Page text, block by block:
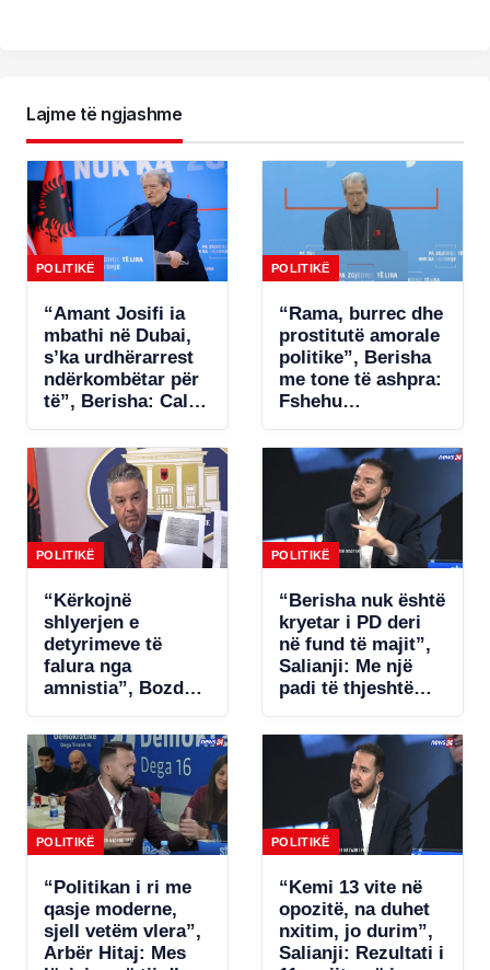
Lajme të ngjashme
POLITIKË
“Amant Josifi ia
mbathi në Dubai,
s’ka urdhërarrest
ndërkombëtar për
të”, Berisha: Call-
janë fenomeni më
kriminal në
Shqipëri
POLITIKË
“Rama, burrec dhe
prostitutë amorale
politike”, Berisha
me tone të ashpra:
Fshehu
samitin në Spanjë!
POLITIKË
“Kërkojnë
shlyerjen e
detyrimeve të
falura nga
amnistia”, Bozdo
Po i bëhet presion
bizneseve.
Ministria e
Financave s’ka
miratuar aktet
nënligjore!
POLITIKË
“Berisha nuk është
kryetar i PD deri
në fund të majit”,
Salianji: Me një
padi të thjeshtë
statutin, por s’ia
jap këtë avantazh
Ramës (VIDEO)
POLITIKË
“Politikan i ri me
qasje moderne,
sjell vetëm vlera”,
Arbër Hitaj: Mes
POLITIKË
“Kemi 13 vite në
opozitë, na duhet
nxitim, jo durim”,
Salianji: Rezultati i